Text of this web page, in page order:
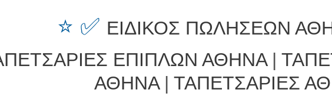
⭐ ✅ ΕΙΔΙΚΟΣ ΠΩΛΗΣΕΩΝ
ΕΠΙΠΛΩΝ ΑΘΗΝΑ|
ΑΘΗΝΑ| ΤΑΠΕΤΣΑΡΙΕΣ